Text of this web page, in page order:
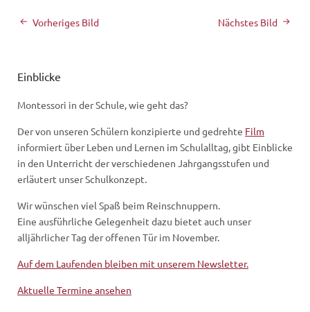
Nächstes Bild
Vorheriges Bild
Einblicke
Montessori in der Schule, wie geht das?
Der von unseren Schülern konzipierte und gedrehte Film
informiert über Leben und Lernen im Schulalltag, gibt Einblicke
in den Unterricht der verschiedenen Jahrgangsstufen und
erläutert unser Schulkonzept.
Wir wünschen viel Spaß beim Reinschnuppern.
Eine ausführliche Gelegenheit dazu bietet auch unser
alljährlicher Tag der offenen Tür im November.
Auf dem Laufenden bleiben mit unserem Newsletter.
Aktuelle Termine ansehen